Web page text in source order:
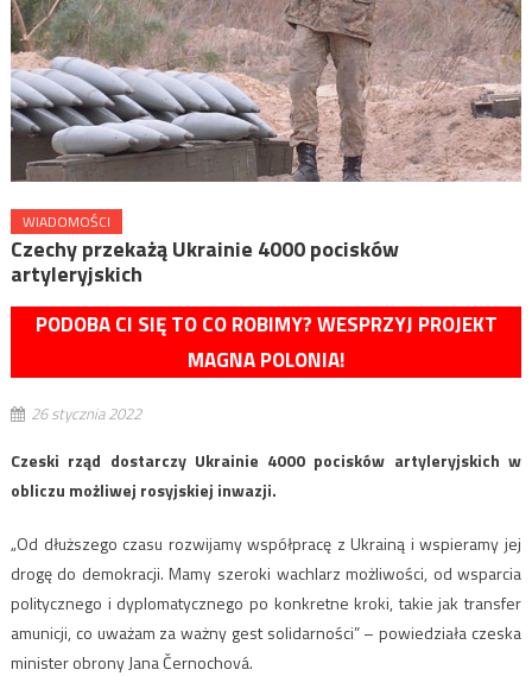
WIADOMOŚCI
Czechy przekażą Ukrainie 4000 pocisków
artyleryjskich
PODOBA CI SIĘ TO CO ROBIMY? WESPRZYJ PROJEKT
MAGNA POLONIA!
26 stycznia 2022
Czeski rząd dostarczy Ukrainie 4000 pocisków artyleryjskich w
obliczu możliwej rosyjskiej inwazji.
„Od dłuższego czasu rozwijamy współpracę z Ukrainą i wspieramy jej
drogę do demokracji. Mamy szeroki wachlarz możliwości, od wsparcia
politycznego i dyplomatycznego po konkretne kroki, takie jak transfer
amunicji, co uważam za ważny gest solidarności” – powiedziała czeska
minister obrony Jana Černochová.